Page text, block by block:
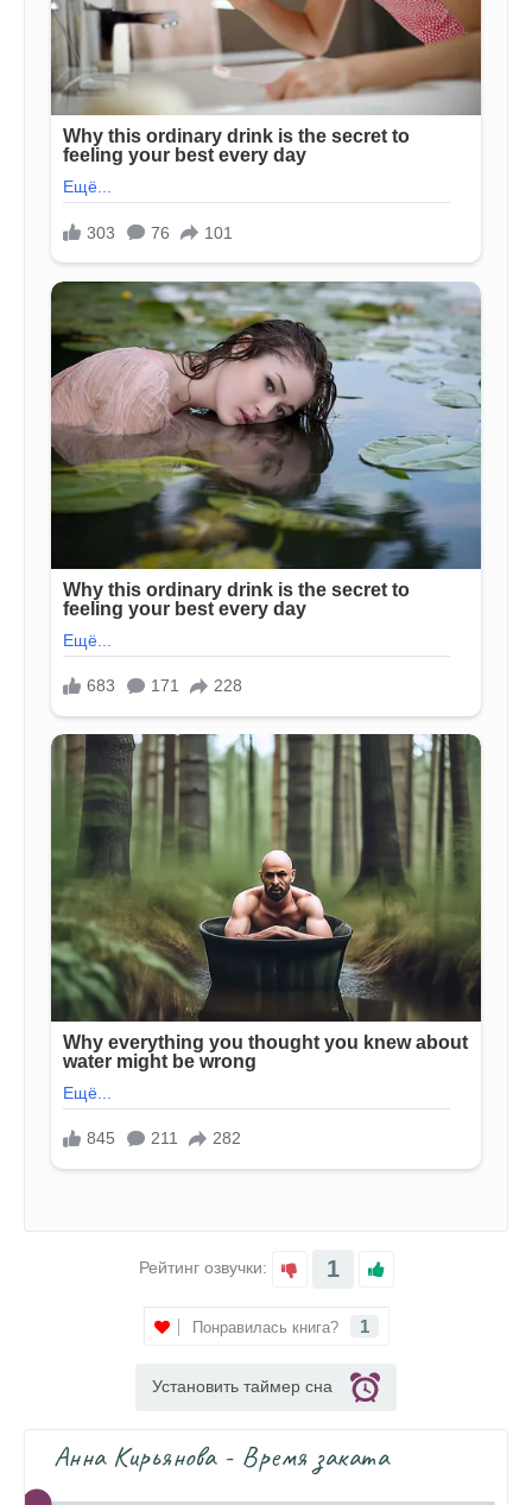
Рейтинг озвучки: 1
Понравилась книга? 1
Установить таймер сна
Анна Кирьянова - Время заката